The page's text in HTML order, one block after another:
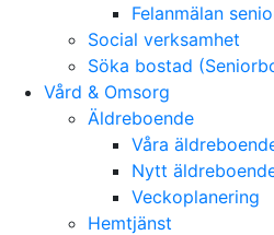
Felanmälan
Social verksamhet
Söka bostad
Vård & Omsorg
Äldreboende
Våra
Nytt
Veckoplanering
Hemtjänst